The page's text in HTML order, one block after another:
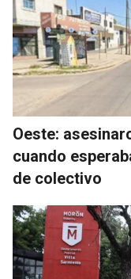
Oeste:
cuando
de colectivo